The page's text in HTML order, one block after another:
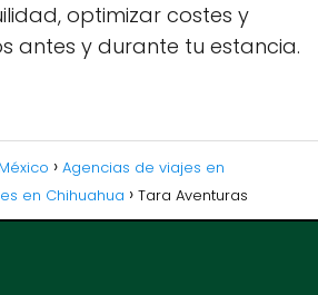
optimizar costes y
antes y durante tu estancia.
Agencias de viajes en
en Chihuahua Tara Aventuras